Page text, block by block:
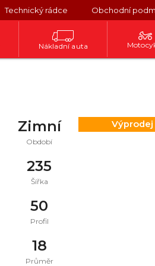
Technický rádce Obchodní
Nákladní auta
Výprodej
Zimní
Období
235
Šířka
50
Profil
18
Průměr